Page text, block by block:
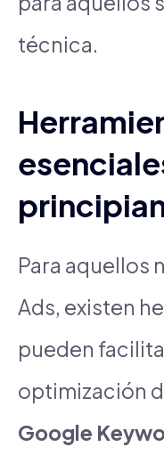
técnica.
Para aquellos
Ads, existen
pueden
optimización
Google